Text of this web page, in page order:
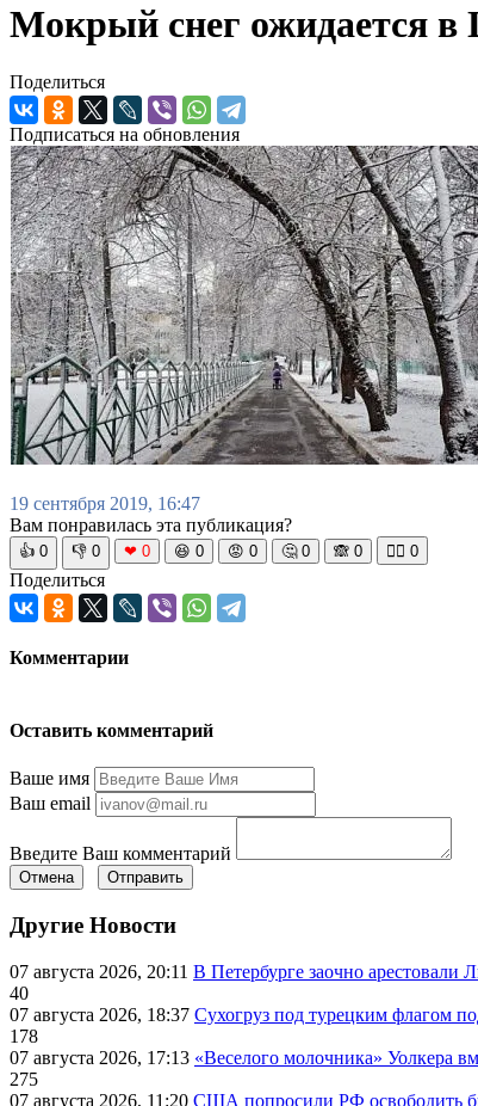
Мокрый снег ожидается
Поделиться
Подписаться на обновления
19 сентября 2019, 16:47
Вам понравилась эта публикация?
👍 0 👎 0 ❤ 0 😆 0 😡 0 🤔 0 🙈 0 🧘‍♀️ 0
Поделиться
Комментарии
Оставить комментарий
Ваше имя
Ваш email
Введите Ваш комментарий
Отмена Отправить
Другие Новости
07 августа 2026, 20:11 В Петербурге заочно арестовали
40
07 августа 2026, 18:37 Сухогруз под турецким флагом
178
07 августа 2026, 17:13 «Веселого молочника» Уолкера
275
07 августа 2026, 11:20 США попросили РФ освободить